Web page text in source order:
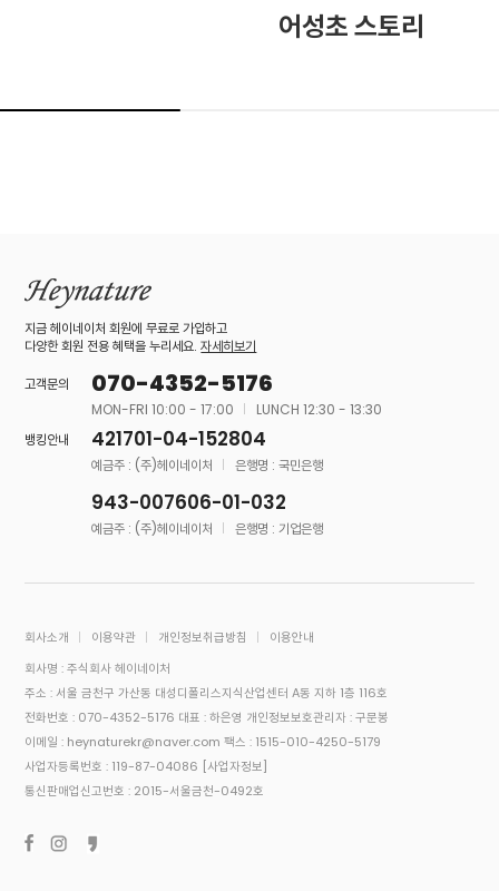
지금 헤이네이처 회원에 무료로 가입하고
다양한 회원 전용 혜택을 누리세요.자세히보기
고객문의
070-4352-5176
MON-FRI 10:00 - 17:00
LUNCH 12:30 - 13:30
뱅킹안내
421701-04-152804
예금주 : (주)헤이네이처 은행명 : 국민은행
943-007606-01-032
예금주 : (주)헤이네이처 은행명 : 기업은행
회사소개 이용약관 개인정보취급방침
이용안내
회사명 : 주식회사 헤이네이처
주소 : 서울 금천구 가산동 대성디폴리스지식산업센터 A동 지하 1층 116호
전화번호 : 070-4352-5176 대표 : 하은영 개인정보보호관리자 : 구문봉
이메일 : heynaturekr@naver.com 팩스 : 1515-010-4250-5179
사업자등록번호 : 119-87-04086 [사업자정보]
통신판매업신고번호 : 2015-서울금천-0492호